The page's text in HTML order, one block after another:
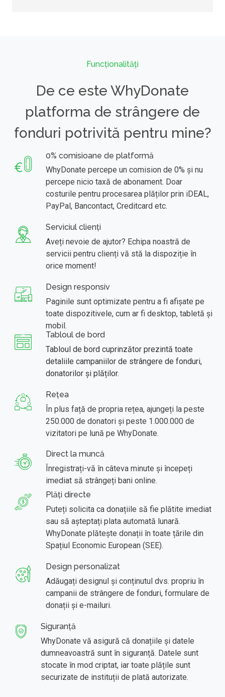
Funcționalități
De ce este WhyDonate
platforma de strângere de
fonduri potrivită pentru mine?
0% comisioane de platformă
WhyDonate percepe un comision de 0% și nu
percepe nicio taxă de abonament. Doar
costurile pentru procesarea plăților prin iDEAL,
PayPal, Bancontact, Creditcard etc.
Serviciul clienți
Aveți nevoie de ajutor? Echipa noastră de
servicii pentru clienți vă stă la dispoziție în
orice moment!
Design responsiv
Paginile sunt optimizate pentru a fi afișate pe
toate dispozitivele, cum ar fi desktop, tabletă și
mobil.
Tabloul de bord
Tabloul de bord cuprinzător prezintă toate
detaliile campaniilor de strângere de fonduri,
donatorilor și plăților.
Rețea
În plus față de propria rețea, ajungeți la peste
250.000 de donatori și peste 1.000.000 de
vizitatori pe lună pe WhyDonate.
Direct la muncă
Înregistrați-vă în câteva minute și începeți
imediat să strângeți bani online.
Plăți directe
Puteți solicita ca donațiile să fie plătite imediat
sau să așteptați plata automată lunară.
WhyDonate plătește donații în toate țările din
Spațiul Economic European (SEE).
Design personalizat
Adăugați designul și conținutul dvs. propriu în
campanii de strângere de fonduri, formulare de
donații și e-mailuri.
Siguranță
WhyDonate vă asigură că donațiile și datele
dumneavoastră sunt în siguranță. Datele sunt
stocate în mod criptat, iar toate plățile sunt
securizate de instituții de plată autorizate.